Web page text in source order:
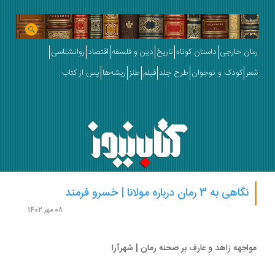
خارجی داستان کوتاه تاریخ دین و فلسفه اقتصاد روانشناسی
کودک و نوجوان طرح جلد فیلم طنز ریشه‌ها پس از کتاب
نگاهی به 3 رمان درباره مولانا | خسرو فرمند
زاهد و عارف بر صحنه رمان | شهرآرا